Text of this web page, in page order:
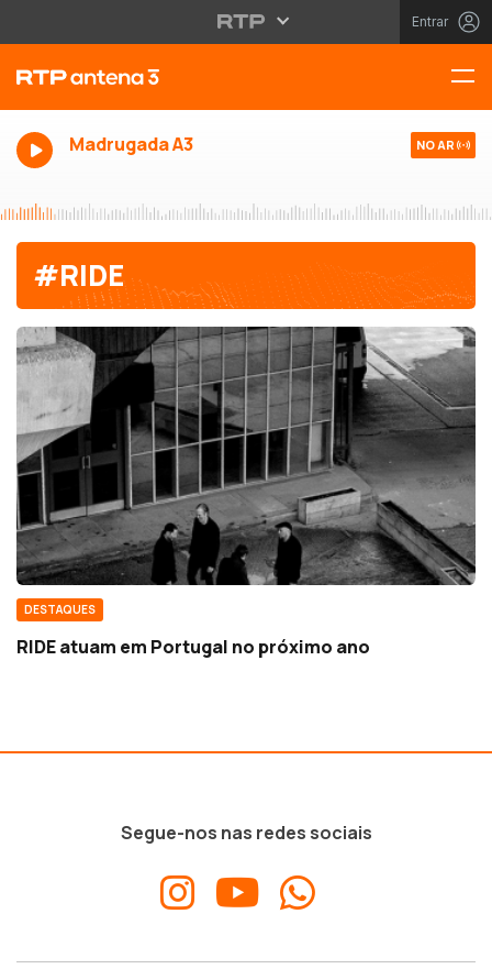
Entrar
Madrugada A3 NO AR
#RIDE
DESTAQUES
RIDE atuam em Portugal no próximo ano
Segue-nos nas redes sociais